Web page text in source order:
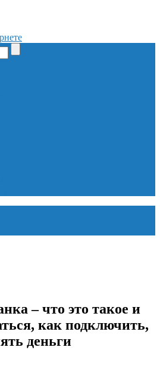
– что это такое и
как подключить,
деньги